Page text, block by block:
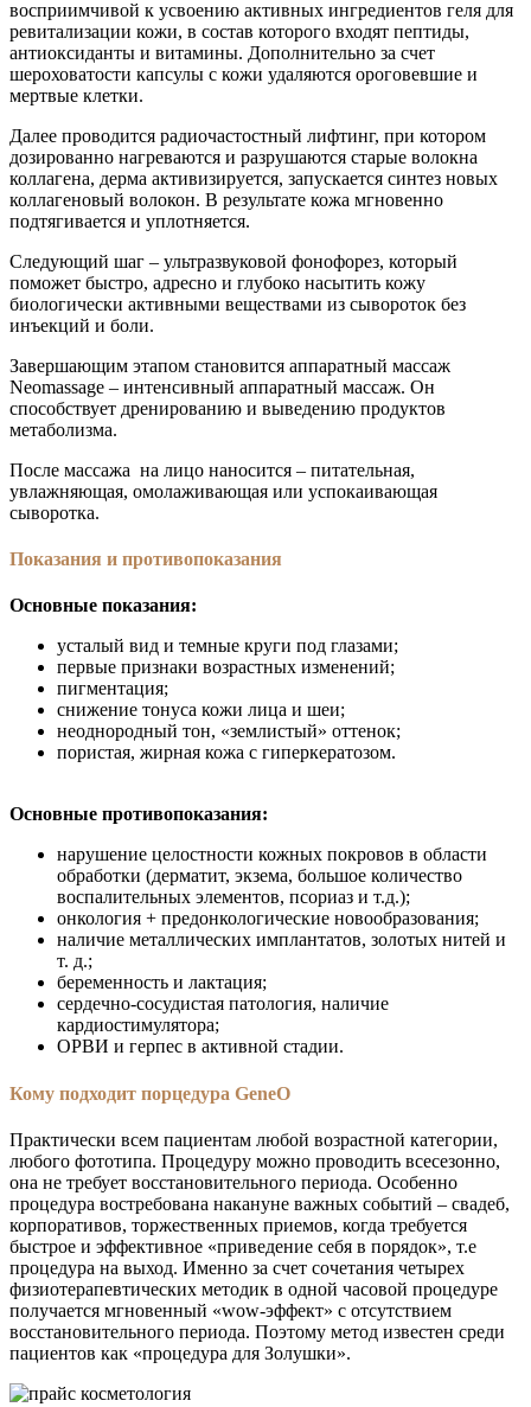
восприимчивой к усвоению активных ингредиентов геля для
ревитализации кожи, в состав которого входят пептиды,
антиоксиданты и витамины. Дополнительно за счет
шероховатости капсулы с кожи удаляются ороговевшие и
мертвые клетки.
Далее проводится радиочастостный лифтинг, при котором
дозированно нагреваются и разрушаются старые волокна
коллагена, дерма активизируется, запускается синтез новых
коллагеновый волокон. В результате кожа мгновенно
подтягивается и уплотняется.
Следующий шаг – ультразвуковой фонофорез, который
поможет быстро, адресно и глубоко насытить кожу
биологически активными веществами из сывороток без
инъекций и боли.
Завершающим этапом становится аппаратный массаж
Neomassage – интенсивный аппаратный массаж. Он
способствует дренированию и выведению продуктов
метаболизма.
После массажа на лицо наносится – питательная,
увлажняющая, омолаживающая или успокаивающая
сыворотка.
Показания и противопоказания
Основные показания:
усталый вид и темные круги под глазами;
первые признаки возрастных изменений;
пигментация;
снижение тонуса кожи лица и шеи;
неоднородный тон, «землистый» оттенок;
пористая, жирная кожа с гиперкератозом.
Основные противопоказания:
нарушение целостности кожных покровов в области
обработки (дерматит, экзема, большое количество
воспалительных элементов, псориаз и т.д.);
онкология + предонкологические новообразования;
наличие металлических имплантатов, золотых нитей и
т. д.;
беременность и лактация;
сердечно-сосудистая патология, наличие
кардиостимулятора;
ОРВИ и герпес в активной стадии.
Кому подходит порцедура GeneO
Практически всем пациентам любой возрастной категории,
любого фототипа. Процедуру можно проводить всесезонно,
она не требует восстановительного периода. Особенно
процедура востребована накануне важных событий – свадеб,
корпоративов, торжественных приемов, когда требуется
быстрое и эффективное «приведение себя в порядок», т.е
процедура на выход. Именно за счет сочетания четырех
физиотерапевтических методик в одной часовой процедуре
получается мгновенный «wow-эффект» с отсутствием
восстановительного периода. Поэтому метод известен среди
пациентов как «процедура для Золушки».